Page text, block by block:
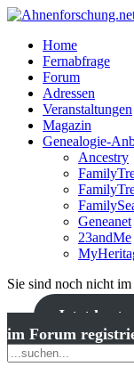
Home
Fernabfrage
Forum
Adressen
Veranstaltungen
Magazin
Genealogie-
Ancestry
Geneanet
23andMe
Sie sind noch nicht
Jetzt
im Forum